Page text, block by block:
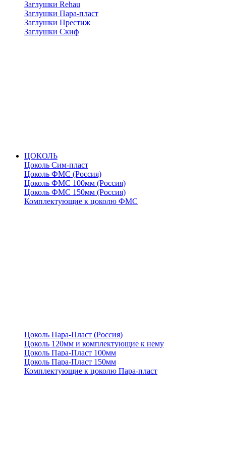
Заглушки Rehau
Заглушки Пара-пласт
Заглушки Престиж
Заглушки Скиф
ЦОКОЛЬ
Цоколь Сим-пласт
Цоколь ФМС (Россия)
Цоколь ФМС 100мм (Россия)
Цоколь ФМС 150мм (Россия)
Комплектующие к цоколю ФМС
Цоколь Пара-Пласт (Россия)
Цоколь 120мм и комплектующие к нему
Цоколь Пара-Пласт 100мм
Цоколь Пара-Пласт 150мм
Комплектующие к цоколю Пара-пласт